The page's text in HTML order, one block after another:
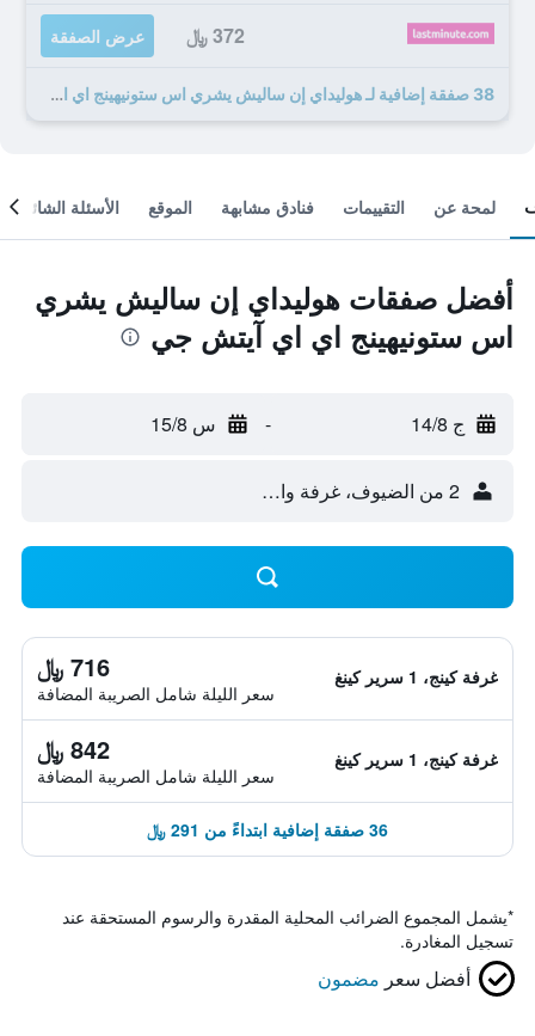
372 ﷼ عرض الصفقة
38 صفقة إضافية لـ هوليداي إن ساليش يشري اس ستونيهينج اي اي آيتش جي
لمحة عن التقييمات فنادق مشابهة الموقع الأسئلة الشائعة
أفضل صفقات هوليداي إن ساليش يشري
اس ستونيهينج اي اي آيتش جي
ج 14/8 - س 15/8
2 من الضيوف، غرفة واحدة
غرفة كينج، 1 سرير كينغ 716 ﷼
سعر الليلة شامل الصريبة المضافة
غرفة كينج، 1 سرير كينغ 842 ﷼
سعر الليلة شامل الصريبة المضافة
36 صفقة إضافية ابتداءً من 291 ﷼
*يشمل المجموع الضرائب المحلية المقدرة والرسوم المستحقة عند
تسجيل المغادرة.
أفضل سعر مضمون